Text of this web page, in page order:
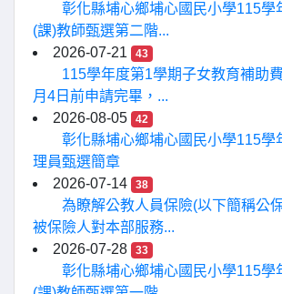
彰化縣埔心鄉埔心國民小學115學
(課)教師甄選第二階...
2026-07-21
43
115學年度第1學期子女教育補助
月4日前申請完畢，...
2026-08-05
42
彰化縣埔心鄉埔心國民小學115學
理員甄選簡章
2026-07-14
38
為瞭解公教人員保險(以下簡稱公
被保險人對本部服務...
2026-07-28
33
彰化縣埔心鄉埔心國民小學115學